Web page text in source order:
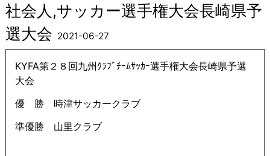
社会人,サッカー選手権大会長崎県予
選大会 2021-06-27
KYFA第２８回九州ｸﾗﾌﾞﾁｰﾑｻｯｶｰ選手権大会長崎県予選
大会
優 勝 時津サッカークラブ
準優勝 山里クラブ